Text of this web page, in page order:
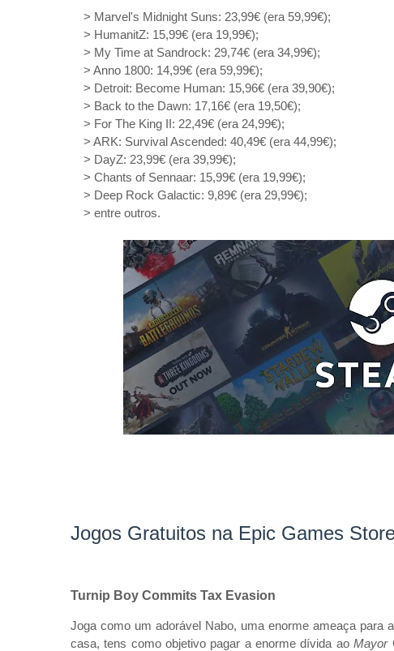
> Marvel's Midnight Suns: 23,99€ (era 59,99€);
> HumanitZ: 15,99€ (era 19,99€);
> My Time at Sandrock: 29,74€ (era 34,99€);
> Anno 1800: 14,99€ (era 59,99€);
> Detroit: Become Human: 15,96€ (era 39,90€);
> Back to the Dawn: 17,16€ (era 19,50€);
> For The King II: 22,49€ (era 24,99€);
> ARK: Survival Ascended: 40,49€ (era 44,99€);
> DayZ: 23,99€ (era 39,99€);
> Chants of Sennaar: 15,99€ (era 19,99€);
> Deep Rock Galactic: 9,89€ (era 29,99€);
> entre outros.
Jogos Gratuitos na Epic Games
Turnip Boy Commits Tax Evasion
Joga como um adorável Nabo, uma enorme ameaça para
casa, tens como objetivo pagar a enorme dívida aoMayor